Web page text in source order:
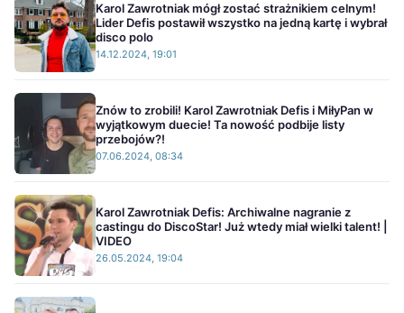
Karol Zawrotniak mógł zostać strażnikiem celnym!
Lider Defis postawił wszystko na jedną kartę i wybrał
disco polo
14.12.2024, 19:01
Znów to zrobili! Karol Zawrotniak Defis i MiłyPan w
wyjątkowym duecie! Ta nowość podbije listy
przebojów?!
07.06.2024, 08:34
Karol Zawrotniak Defis: Archiwalne nagranie z
castingu do DiscoStar! Już wtedy miał wielki talent! |
VIDEO
26.05.2024, 19:04